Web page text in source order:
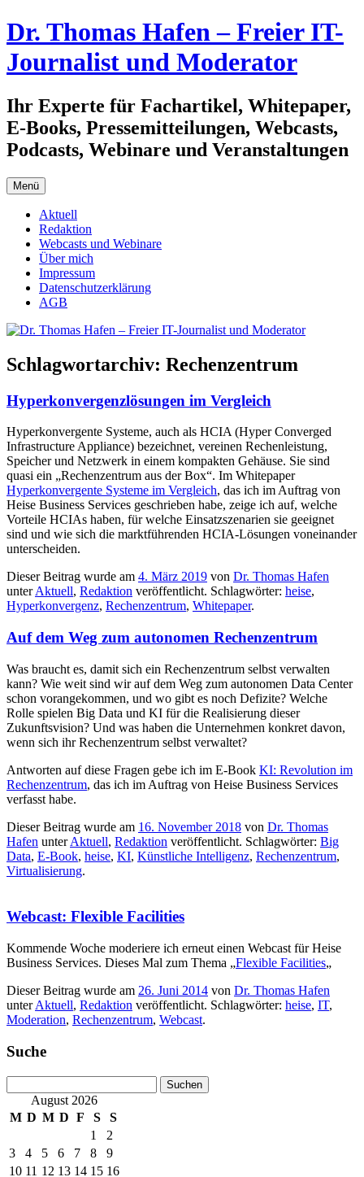
Zum
Inhalt
springen
Dr. Thomas Hafen – Freier IT-
Journalist und Moderator
Ihr Experte für Fachartikel, Whitepaper,
E-Books, Pressemitteilungen, Webcasts,
Podcasts, Webinare und Veranstaltungen
Menü
Aktuell
Redaktion
Webcasts und Webinare
Über mich
Impressum
Datenschutzerklärung
AGB
Schlagwortarchiv: Rechenzentrum
Hyperkonvergenzlösungen im Vergleich
Hyperkonvergente Systeme, auch als HCIA (Hyper Converged
Infrastructure Appliance) bezeichnet, vereinen Rechenleistung,
Speicher und Netzwerk in einem kompakten Gehäuse. Sie sind
quasi ein „Rechenzentrum aus der Box“. Im Whitepaper
Hyperkonvergente Systeme im Vergleich, das ich im Auftrag von
Heise Business Services geschrieben habe, zeige ich auf, welche
Vorteile HCIAs haben, für welche Einsatzszenarien sie geeignet
sind und wie sich die marktführenden HCIA-Lösungen voneinander
unterscheiden.
Dieser Beitrag wurde am 4. März 2019 von Dr. Thomas Hafen
unterAktuell, Redaktion veröffentlicht. Schlagwörter: heise,
Hyperkonvergenz, Rechenzentrum, Whitepaper.
Auf dem Weg zum autonomen Rechenzentrum
Was braucht es, damit sich ein Rechenzentrum selbst verwalten
kann? Wie weit sind wir auf dem Weg zum autonomen Data Center
schon vorangekommen, und wo gibt es noch Defizite? Welche
Rolle spielen Big Data und KI für die Realisierung dieser
Zukunftsvision? Und was haben die Unternehmen konkret davon,
wenn sich ihr Rechenzentrum selbst verwaltet?
Antworten auf diese Fragen gebe ich im E-Book KI: Revolution im
Rechenzentrum, das ich im Auftrag von Heise Business Services
verfasst habe.
Dieser Beitrag wurde am 16. November 2018 von Dr. Thomas
Hafen unterAktuell, Redaktion veröffentlicht. Schlagwörter: Big
Data, E-Book, heise, KI, Künstliche Intelligenz, Rechenzentrum,
Virtualisierung.
Webcast: Flexible Facilities
Kommende Woche moderiere ich erneut einen Webcast für Heise
Business Services. Dieses Mal zum Thema „Flexible Facilities„
Dieser Beitrag wurde am 26. Juni 2014 von Dr. Thomas Hafen
unterAktuell, Redaktion veröffentlicht. Schlagwörter: heise, IT,
Moderation, Rechenzentrum, Webcast.
Suche
nach:August 2026
M D M D F S
S
1
2
3
4 5 6 7 8
9
10 11 12 13 14 15 16